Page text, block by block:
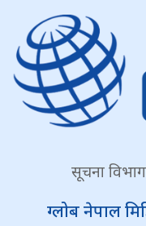
सूचना
ग्लोब नेपाल